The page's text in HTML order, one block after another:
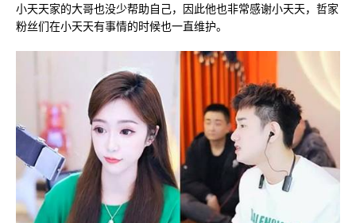
小天天家的大哥也没少帮助自己，因此他也非常感谢小天天，哲家
粉丝们在小天天有事情的时候也一直维护。